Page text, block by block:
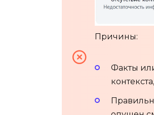
Причины:
Факты